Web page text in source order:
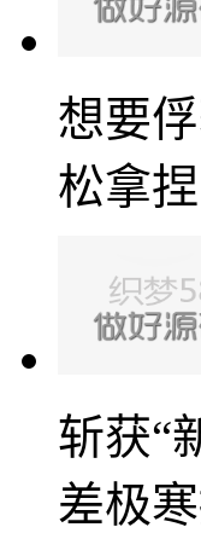
想要
松拿捏
斩获“
差极